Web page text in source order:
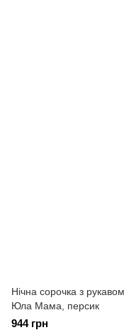
Нічна сорочка з
Юла Мама, персик
944 грн